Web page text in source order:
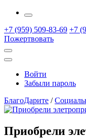
More
+7 (959) 509-83-69 +7
Пожертвовать
Открыть
поиск
Профиль
Войти
Забыли пароль
БлагоДарите /
Приобрели